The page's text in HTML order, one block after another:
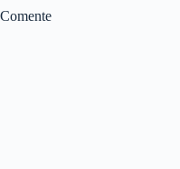
Comente